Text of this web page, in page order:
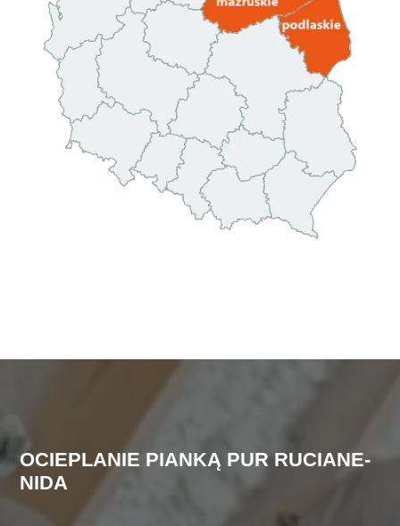
OCIEPLANIE PIANKĄ PUR RUCIANE-
NIDA